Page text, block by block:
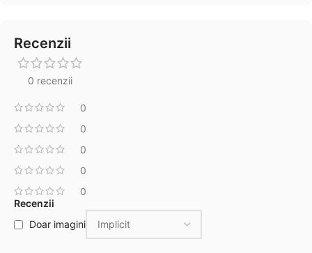
Recenzii
0 recenzii
0
0
0
0
0
Recenzii
Doar imagini